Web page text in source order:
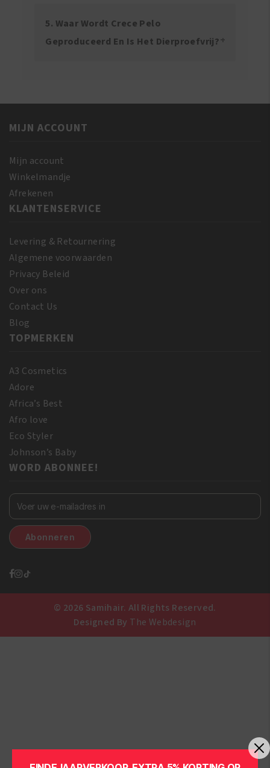
5. Waar Wordt Crece Pelo
Geproduceerd En Is Het Dierproefvrij?
MIJN ACCOUNT
Mijn account
Winkelmandje
Afrekenen
KLANTENSERVICE
Levering & Retournering
Algemene voorwaarden
Privacy Beleid
Over ons
Contact Us
Blog
TOPMERKEN
A3 Cosmetics
Adore
Africa’s Best
Afro love
Eco Styler
Johnson’s Baby
WORD ABONNEE!
© 2026 Samihair. All Rights Reserved.
Designed By The Webdesign